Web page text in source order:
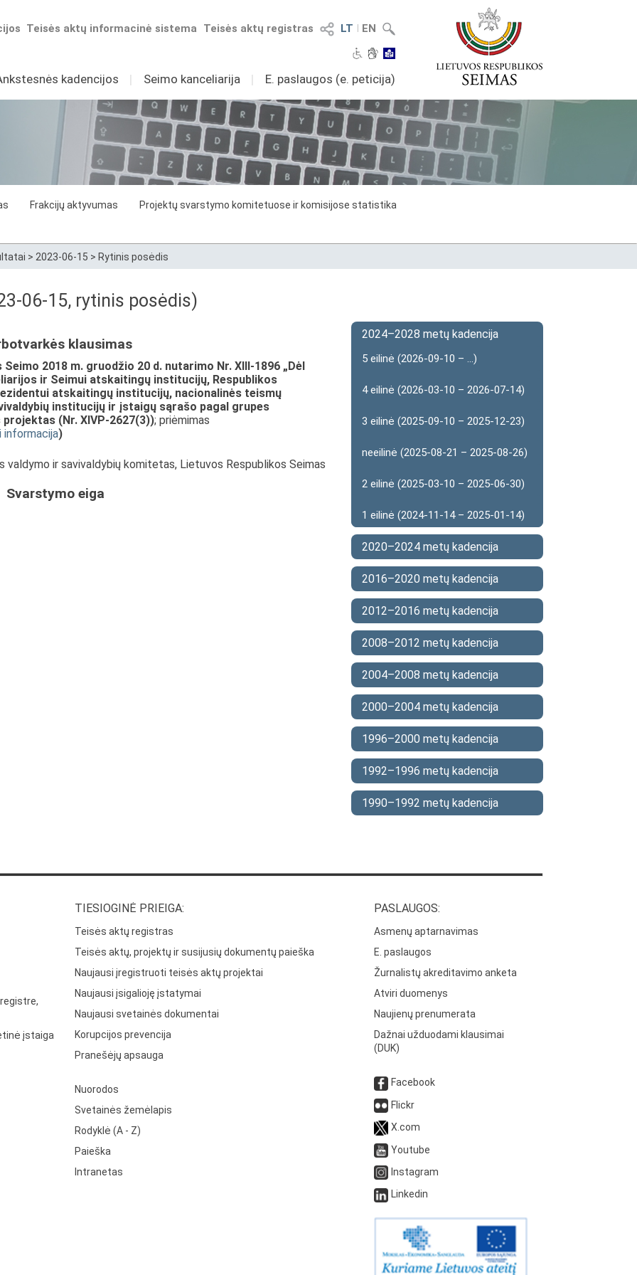
LT I EN
Teisės aktų registras
Teisės aktų informacinė sistema
kadencijos I Seimo kanceliarija I E. paslaugos (e. peticija)
Frakcijų aktyvumas
Projektų svarstymo komitetuose ir komisijose statistika
> 2023-06-15 > Rytinis posėdis
06-15, rytinis posėdis)
klausimas
2018 m. gruodžio 20 d. nutarimo Nr. XIII-1896 „Dėl
ir Seimui atskaitingų institucijų, Respublikos
atskaitingų institucijų, nacionalinės teismų
institucijų ir įstaigų sąrašo pagal grupes
(Nr. XIVP-2627(3)); priėmimas
informacija)
valdymo ir savivaldybių komitetas, Lietuvos Respublikos Seimas
Svarstymo eiga
2024–2028 metų kadencija
5 eilinė (2026-09-10 – ...)
4 eilinė (2026-03-10 – 2026-07-14)
3 eilinė (2025-09-10 – 2025-12-23)
neeilinė (2025-08-21 – 2025-08-26)
2 eilinė (2025-03-10 – 2025-06-30)
1 eilinė (2024-11-14 – 2025-01-14)
2020–2024 metų kadencija
2016–2020 metų kadencija
2012–2016 metų kadencija
2008–2012 metų kadencija
2004–2008 metų kadencija
2000–2004 metų kadencija
1996–2000 metų kadencija
1992–1996 metų kadencija
1990–1992 metų kadencija
įstaiga
TIESIOGINĖ PRIEIGA:
Teisės aktų registras
Teisės aktų, projektų ir susijusių dokumentų paieška
Naujausi įregistruoti teisės aktų projektai
Naujausi įsigalioję įstatymai
Naujausi svetainės dokumentai
Korupcijos prevencija
Pranešėjų apsauga
Nuorodos
Svetainės žemėlapis
Rodyklė (A - Z)
Paieška
Intranetas
PASLAUGOS:
Asmenų aptarnavimas
E. paslaugos
Žurnalistų akreditavimo anketa
Atviri duomenys
Naujienų prenumerata
Dažnai užduodami klausimai
(DUK)
Facebook
Flickr
X.com
Youtube
Instagram
Linkedin